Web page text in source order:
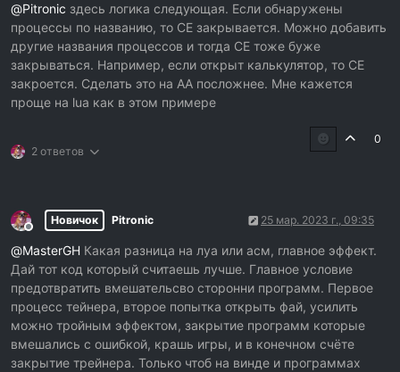
if
     (getProcessIDFromProcessName(Ollydbs)==
nil) then
return
     closeCE()
end
if
     closeCE()
end
function CETimer5Timer(sender)
     am743 =
'am743.exe'
if
     (getProcessIDFromProcessName(am743)==
nil) then
return
end
     closeCE()
@Pitronic здесь логика следующая. Если обнаружены
процессы по названию, то CE закрывается. Можно добавить
другие названия процессов и тогда CE тоже буже
закрываться. Например, если открыт калькулятор, то CE
закроется. Сделать это на AA посложнее. Мне кажется
проще на lua как в этом примере
2 ответов
0
Не в сети
Новичок Pitronic 25 мар. 2023 г., 09:35
@MasterGH Какая разница на луа или асм, главное эффект.
Дай тот код который считаешь лучше. Главное условие
предотвратить вмешательсво сторонни программ. Первое
процесс тейнера, второе попытка открыть фай, усилить
можно тройным эффектом, закрытие программ которые
вмешались с ошибкой, крашь игры, и в конечном счёте
закрытие трейнера. Только чтоб на винде и программах